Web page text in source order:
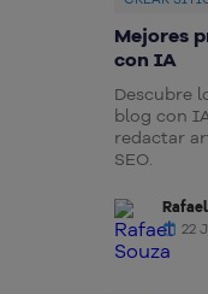
Mejores
con IA
Descubre
blog con
redactar
SEO.
22